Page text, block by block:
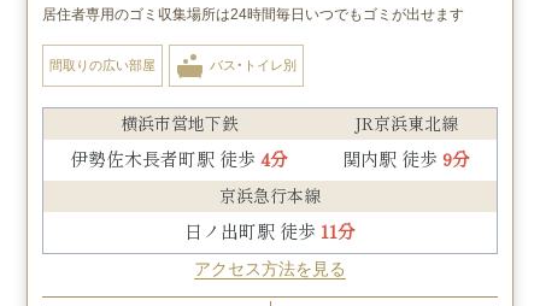
居住者専用のゴミ収集場所は24時間毎日いつでもゴミが出せます
間取りの広い部屋 バス・トイレ別
横浜市営地下鉄
伊勢佐木長者町駅 徒歩4分
JR京浜東北線
関内駅 徒歩 9分
京浜急行本線
日ノ出町駅 徒歩 11分
アクセス方法を見る